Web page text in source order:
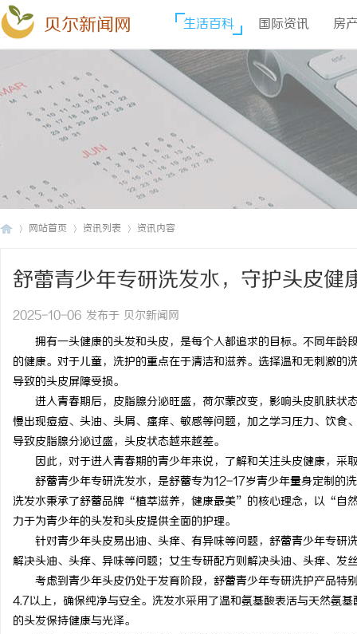
贝尔新闻网 生活百科 国际资讯 房
网站首页 资讯列表 资讯内容
舒蕾青少年专研洗发水，守护头皮健
2025-10-06 发布于 贝尔新闻网
拥有一头健康的头发和头皮，是每个人都追求的目标。不同年
的健康。对于儿童，洗护的重点在于清洁和滋养。选择温和无刺激
导致的头皮屏障受损。
进入青春期后，皮脂腺分泌旺盛，荷尔蒙改变，影响头皮肌肤
慢出现痘痘、头油、头屑、瘙痒、敏感等问题，加之学习压力、饮
导致皮脂腺分泌过盛，头皮状态越来越差。
因此，对于进入青春期的青少年来说，了解和关注头皮健康，采
舒蕾青少年专研洗发水，是舒蕾专为12-17岁青少年量身定制的
洗发水秉承了舒蕾品牌“植萃滋养，健康最美”的核心理念，以“自
力于为青少年的头发和头皮提供全面的护理。
针对青少年头皮易出油、头痒、有异味等问题，舒蕾青少年专
解决头油、头痒、异味等问题；女生专研配方则解决头油、头痒、发
考虑到青少年头皮仍处于发育阶段，舒蕾青少年专研洗护产品
4.7以上，确保纯净与安全。洗发水采用了温和氨基酸表活与天然氨
的头发保持健康与光泽。